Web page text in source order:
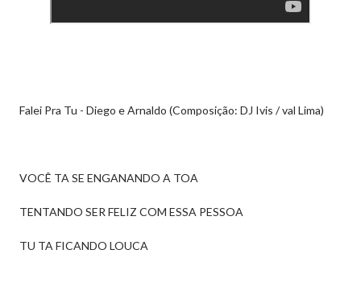
Falei Pra Tu - Diego e Arnaldo (Composição: DJ Ivis / val Lima)
VOCÊ TA SE ENGANANDO A TOA
TENTANDO SER FELIZ COM ESSA PESSOA
TU TA FICANDO LOUCA